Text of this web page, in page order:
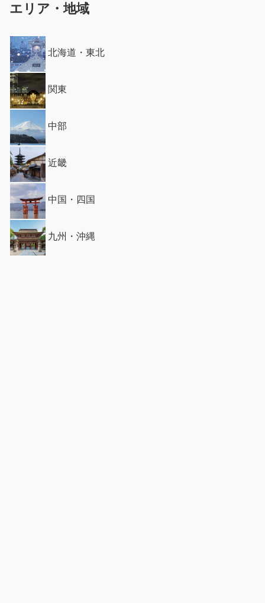
エリア・地域
北海道・東北
関東
中部
近畿
中国・四国
九州・沖縄